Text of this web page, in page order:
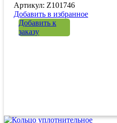
Артикул: Z101746
Добавить в избранное
Добавить к
заказу